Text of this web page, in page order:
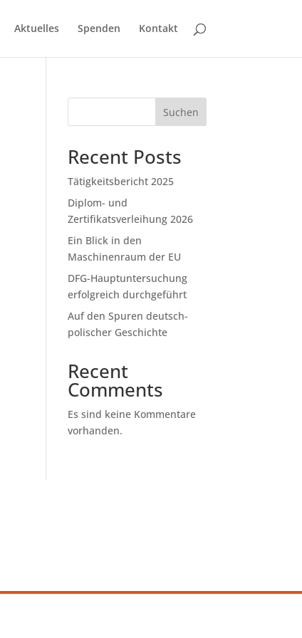
Aktuelles Spenden Kontakt
Suchen
Recent Posts
Tätigkeitsbericht 2025
Diplom- und
Zertifikatsverleihung 2026
Ein Blick in den
Maschinenraum der EU
DFG-Hauptuntersuchung
erfolgreich durchgeführt
Auf den Spuren deutsch-
polischer Geschichte
Recent
Comments
Es sind keine Kommentare
vorhanden.